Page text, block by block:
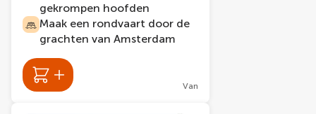
gekrompen hoofden
Maak een rondvaart door de
grachten van Amsterdam
Van